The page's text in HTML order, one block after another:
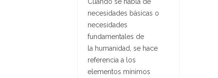
Cuando se habla de
necesidades básicas o
necesidades
fundamentales de
la humanidad, se hace
referencia a los
elementos mínimos